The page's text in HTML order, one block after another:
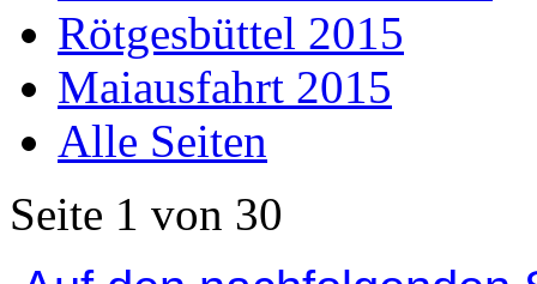
Rötgesbüttel 2015
Maiausfahrt 2015
Alle Seiten
Seite 1 von 30